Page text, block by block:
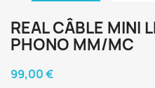
REAL CÂBLE MINI
PHONO MM/MC
99,00 €